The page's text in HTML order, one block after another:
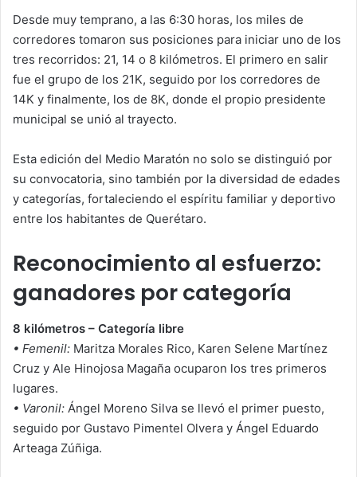
Desde muy temprano, a las 6:30 horas, los miles de
corredores tomaron sus posiciones para iniciar uno de los
tres recorridos: 21, 14 o 8 kilómetros. El primero en salir
fue el grupo de los 21K, seguido por los corredores de
14K y finalmente, los de 8K, donde el propio presidente
municipal se unió al trayecto.
Esta edición del Medio Maratón no solo se distinguió por
su convocatoria, sino también por la diversidad de edades
y categorías, fortaleciendo el espíritu familiar y deportivo
entre los habitantes de Querétaro.
Reconocimiento al esfuerzo:
ganadores por categoría
8 kilómetros – Categoría libre
• Femenil: Maritza Morales Rico, Karen Selene Martínez
Cruz y Ale Hinojosa Magaña ocuparon los tres primeros
lugares.
• Varonil: Ángel Moreno Silva se llevó el primer puesto,
seguido por Gustavo Pimentel Olvera y Ángel Eduardo
Arteaga Zúñiga.